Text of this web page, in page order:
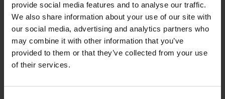
provide social media features and to analyse our traffic.
We also share information about your use of our site with
our social media, advertising and analytics partners who
may combine it with other information that you’ve
provided to them or that they’ve collected from your use
of their services.